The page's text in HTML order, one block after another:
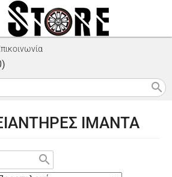
search
ΙΜΑΝΤΑ
search